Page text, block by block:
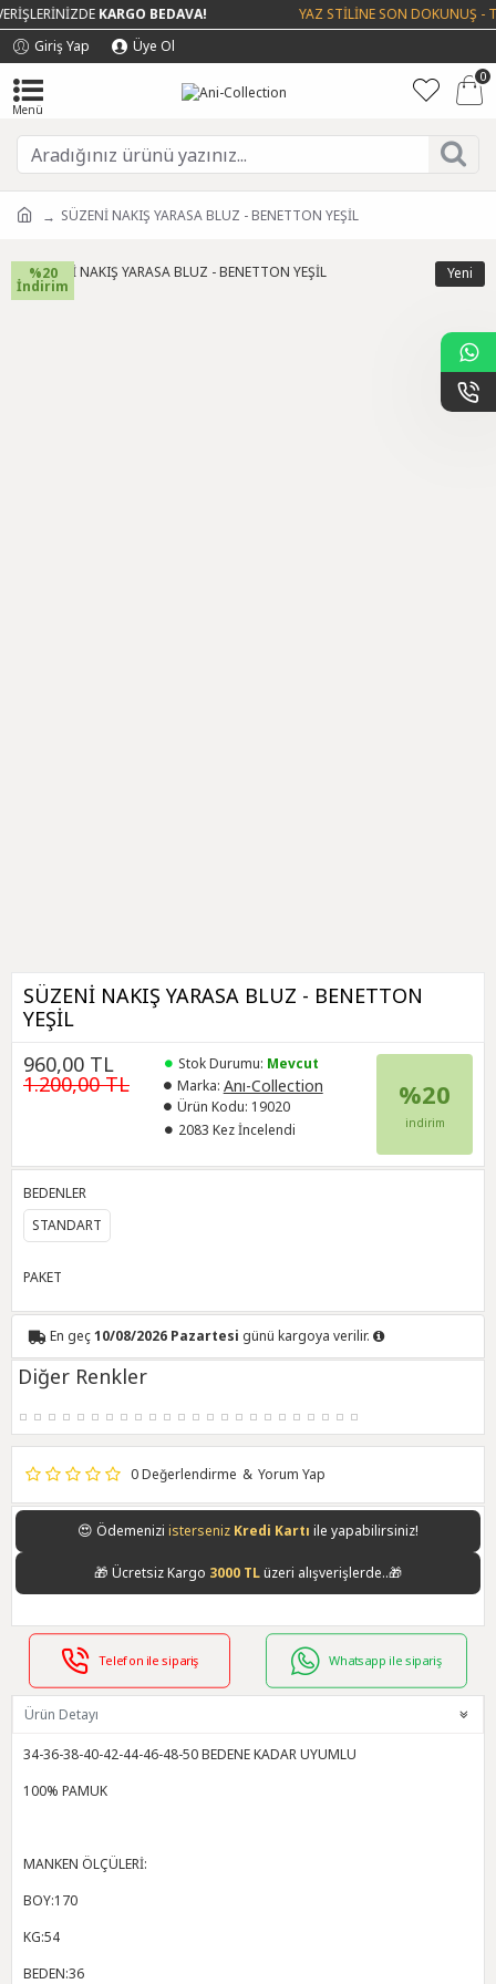
KARGO BEDAVA!
YAZ STİLİNE SON DOKUNUŞ -
Giriş Yap
Üye Ol
0
SÜZENİ NAKIŞ YARASA BLUZ - BENETTON YEŞİL
Yeni
%20
İndirim
SÜZENİ NAKIŞ YARASA BLUZ - BENETTON
YEŞİL
0 Değerlendirme & Yorum Yap
960,00 TL
1.200,00 TL
Stok Durumu: Mevcut
Marka: Anı-Collection
Ürün Kodu: 19020
2083 Kez İncelendi
%20
indirim
BEDENLER
STANDART
PAKET
En geç10/08/2026 Pazartesi günü kargoya verilir.
Diğer Renkler
😍 Ödemenizi istersenizKredi Kartı ile yapabilirsiniz!
🎁 Ücretsiz Kargo 3000 TLüzeri alışverişlerde..🎁
Telefon ile sipariş Whatsapp ile sipariş
Ürün Detayı
34-36-38-40-42-44-46-48-50 BEDENE KADAR UYUMLU
100% PAMUK
MANKEN ÖLÇÜLERİ:
BOY:170
KG:54
BEDEN:36